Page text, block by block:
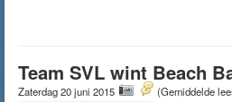
Team SVL wint Beach
Zaterdag 20 juni 2015 (Gemiddelde